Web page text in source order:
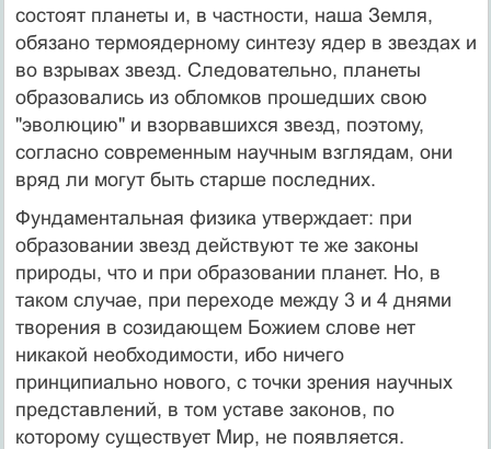
состоят планеты и, в частности, наша Земля,
обязано термоядерному синтезу ядер в звездах и
во взрывах звезд. Следовательно, планеты
образовались из обломков прошедших свою
"эволюцию" и взорвавшихся звезд, поэтому,
согласно современным научным взглядам, они
вряд ли могут быть старше последних.
Фундаментальная физика утверждает: при
образовании звезд действуют те же законы
природы, что и при образовании планет. Но, в
таком случае, при переходе между 3 и 4 днями
творения в созидающем Божием слове нет
никакой необходимости, ибо ничего
принципиально нового, с точки зрения научных
представлений, в том уставе законов, по
которому существует Мир, не появляется.